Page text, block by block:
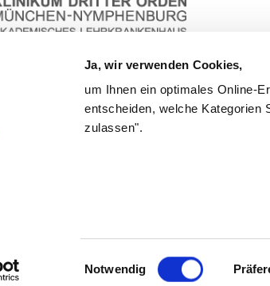
Ja, wir verwenden Cookies,
um Ihnen ein optimales Online-
entscheiden, welche Kategorien
zulassen".
Einwilligungsauswahl
Notwendig